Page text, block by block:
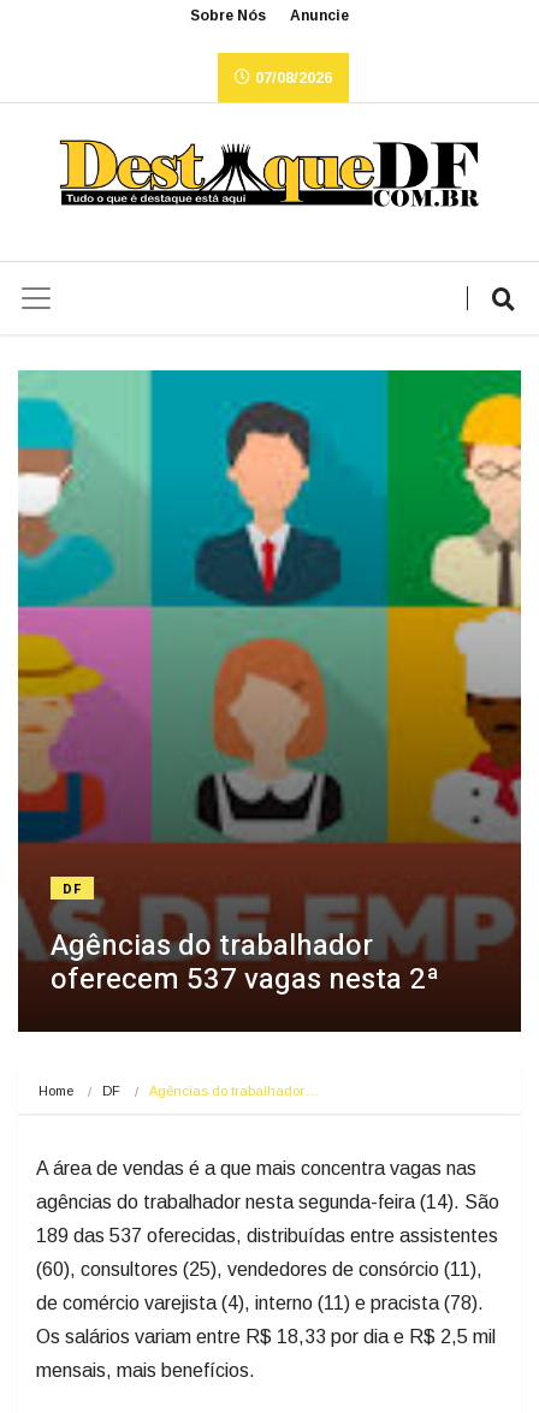
Sobre Nós Anuncie
07/08/2026
DF
Agências do trabalhador
oferecem 537 vagas nesta 2ª
Home DF Agências do trabalhador…
A área de vendas é a que mais concentra vagas nas
agências do trabalhador nesta segunda-feira (14). São
189 das 537 oferecidas, distribuídas entre assistentes
(60), consultores (25), vendedores de consórcio (11),
de comércio varejista (4), interno (11) e pracista (78).
Os salários variam entre R$ 18,33 por dia e R$ 2,5 mil
mensais, mais benefícios.